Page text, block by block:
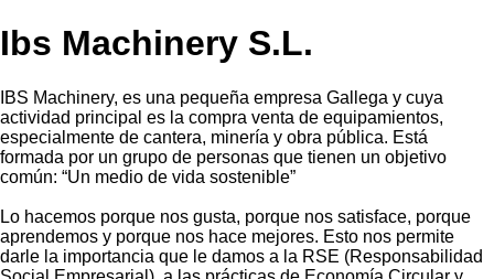
Ibs Machinery S.L.
IBS Machinery, es una pequeña empresa Gallega y cuya
actividad principal es la compra venta de equipamientos,
especialmente de cantera, minería y obra pública. Está
formada por un grupo de personas que tienen un objetivo
común: “Un medio de vida sostenible”
Lo hacemos porque nos gusta, porque nos satisface, porque
aprendemos y porque nos hace mejores. Esto nos permite
darle la importancia que le damos a la RSE (Responsabilidad